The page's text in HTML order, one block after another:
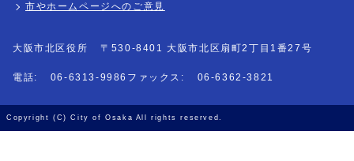
市やホームページへのご意見
大阪市北区役所 〒530-8401 大阪市北区扇町2丁目1番27号
電話: 06-6313-9986 ファックス: 06-6362-3821
Copyright (C) City of Osaka All rights reserved.